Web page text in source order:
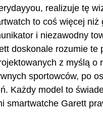
realizuje tę
to coś więcej
i niezawodny
doskonale rozumie te
z myślą o
sportowców, po
Każdy model to
smartwatche Garett